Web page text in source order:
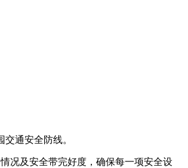
通安全防线。
况及安全带完好度，确保每一项安全设